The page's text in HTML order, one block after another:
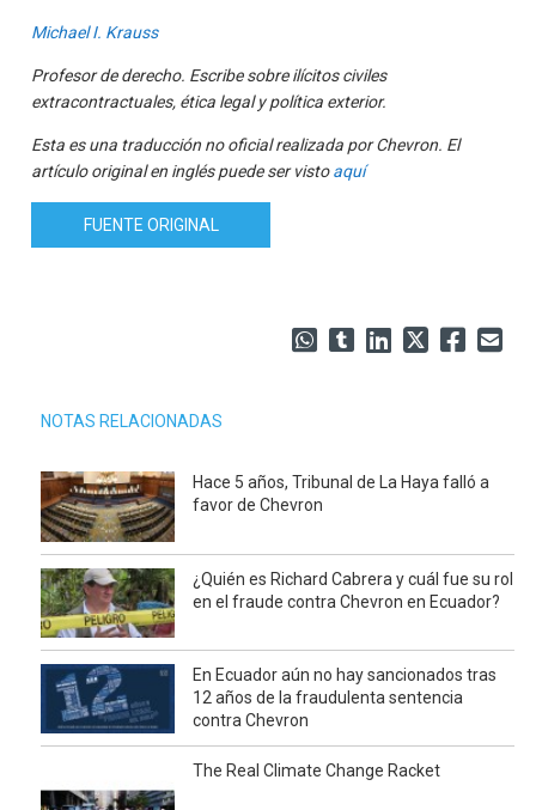
Michael I. Krauss
Profesor de derecho. Escribe sobre ilícitos civiles
extracontractuales, ética legal y política exterior.
Esta es una traducción no oficial realizada por Chevron. El
artículo original en inglés puede ser vistoaquí
FUENTE ORIGINAL
NOTAS RELACIONADAS
Hace 5 años, Tribunal de La Haya falló a
favor de Chevron
¿Quién es Richard Cabrera y cuál fue su rol
en el fraude contra Chevron en Ecuador?
En Ecuador aún no hay sancionados tras
12 años de la fraudulenta sentencia
contra Chevron
The Real Climate Change Racket